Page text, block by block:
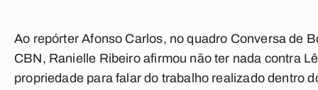
Ao repórterAfonso Carlos, no quadro Conversa de
CBN, Ranielle Ribeiro afirmou não ter nada contra
propriedade para falar do trabalho realizado dentro